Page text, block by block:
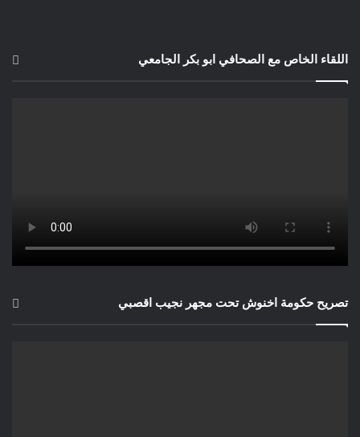
اللقاء الخاص مع الصحافي ابو بكر الجامعي
تصريح حكومة اخنوش تحت مجهر نجيب اقصبي